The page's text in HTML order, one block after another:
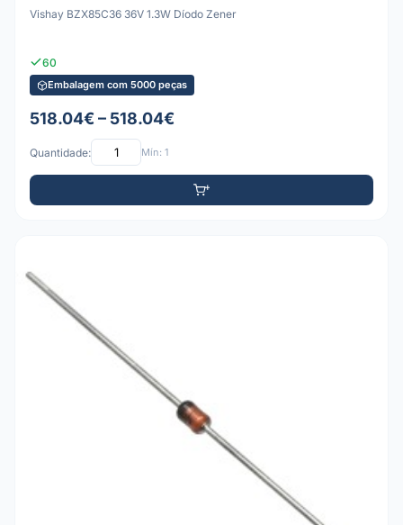
Vishay BZX85C36 36V 1.3W Díodo Zener
60
Embalagem com 5000 peças
518.04€ – 518.04€
Quantidade: Mín: 1